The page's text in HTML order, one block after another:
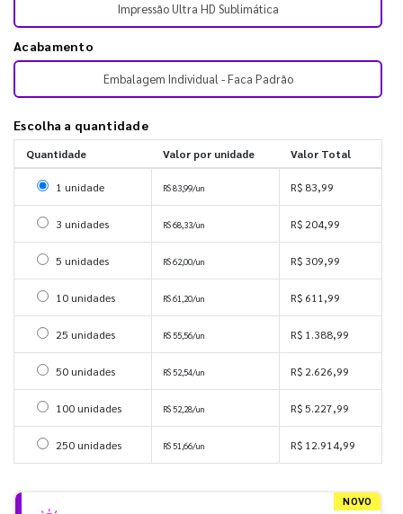
Impressão Ultra HD Sublimática
Acabamento
Embalagem Individual - Faca Padrão
Escolha a quantidade
Quantidade Valor por unidade Valor Total
Selecionar 1 unidade
1 unidade R$ 83,99/un R$ 83,99
Selecionar 3 unidades
3 unidades R$ 68,33/un R$ 204,99
Selecionar 5 unidades
5 unidades R$ 62,00/un R$ 309,99
Selecionar 10 unidades
10 unidades R$ 61,20/un R$ 611,99
Selecionar 25 unidades
25 unidades R$ 55,56/un R$ 1.388,99
Selecionar 50 unidades
50 unidades R$ 52,54/un R$ 2.626,99
Selecionar 100 unidades
100 unidades R$ 52,28/un R$ 5.227,99
Selecionar 250 unidades
250 unidades R$ 51,66/un R$ 12.914,99
NOVO